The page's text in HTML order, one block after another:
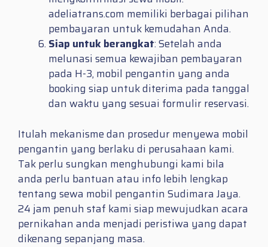
adeliatrans.com memiliki berbagai pilihan
pembayaran untuk kemudahan Anda.
Siap untuk berangkat: Setelah anda
melunasi semua kewajiban pembayaran
pada H-3, mobil pengantin yang anda
booking siap untuk diterima pada tanggal
dan waktu yang sesuai formulir reservasi.
Itulah mekanisme dan prosedur menyewa mobil
pengantin yang berlaku di perusahaan kami.
Tak perlu sungkan menghubungi kami bila
anda perlu bantuan atau info lebih lengkap
tentang sewa mobil pengantin Sudimara Jaya.
24 jam penuh staf kami siap mewujudkan acara
pernikahan anda menjadi peristiwa yang dapat
dikenang sepanjang masa.